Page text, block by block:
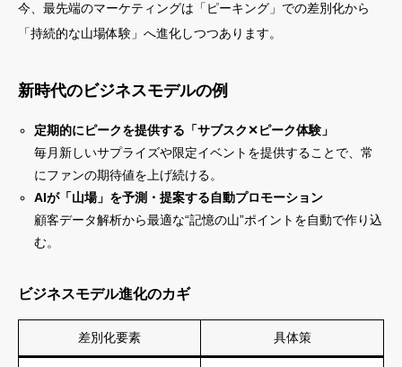
今、最先端のマーケティングは「ピーキング」での差別化から
「持続的な山場体験」へ進化しつつあります。
新時代のビジネスモデルの例
定期的にピークを提供する「サブスク✕ピーク体験」
毎月新しいサプライズや限定イベントを提供することで、常
にファンの期待値を上げ続ける。
AIが「山場」を予測・提案する自動プロモーション
顧客データ解析から最適な“記憶の山”ポイントを自動で作り込
む。
ビジネスモデル進化のカギ
差別化要素 具体策